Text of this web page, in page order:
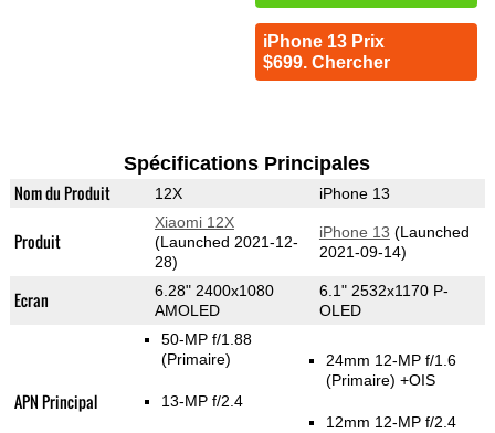
iPhone 13 Prix
$699. Chercher
Spécifications Principales
Nom du Produit 12X iPhone 13
Produit
Xiaomi 12X
(Launched 2021-12-
28)
iPhone 13 (Launched
2021-09-14)
Ecran
6.28" 2400x1080
AMOLED
6.1" 2532x1170 P-
OLED
APN Principal
50-MP f/1.88
(Primaire)
13-MP f/2.4
24mm 12-MP f/1.6
(Primaire) +OIS
12mm 12-MP f/2.4